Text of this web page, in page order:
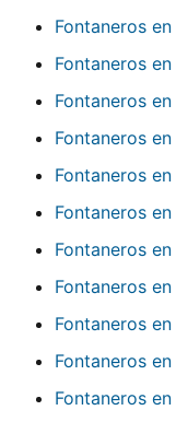
Fontaneros en
Fontaneros en
Fontaneros en
Fontaneros en
Fontaneros en
Fontaneros en
Fontaneros en
Fontaneros en
Fontaneros en
Fontaneros en
Fontaneros en